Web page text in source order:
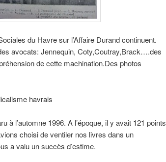
du Havre sur l’Affaire Durand continuent.
avocats: Jennequin, Coty,Coutray,Brack….des
de cette machination.Des photos
havrais
à l’automne 1996. A l’époque, il y avait 121 points
choisi de ventiler nos livres dans un
a valu un succès d’estime.